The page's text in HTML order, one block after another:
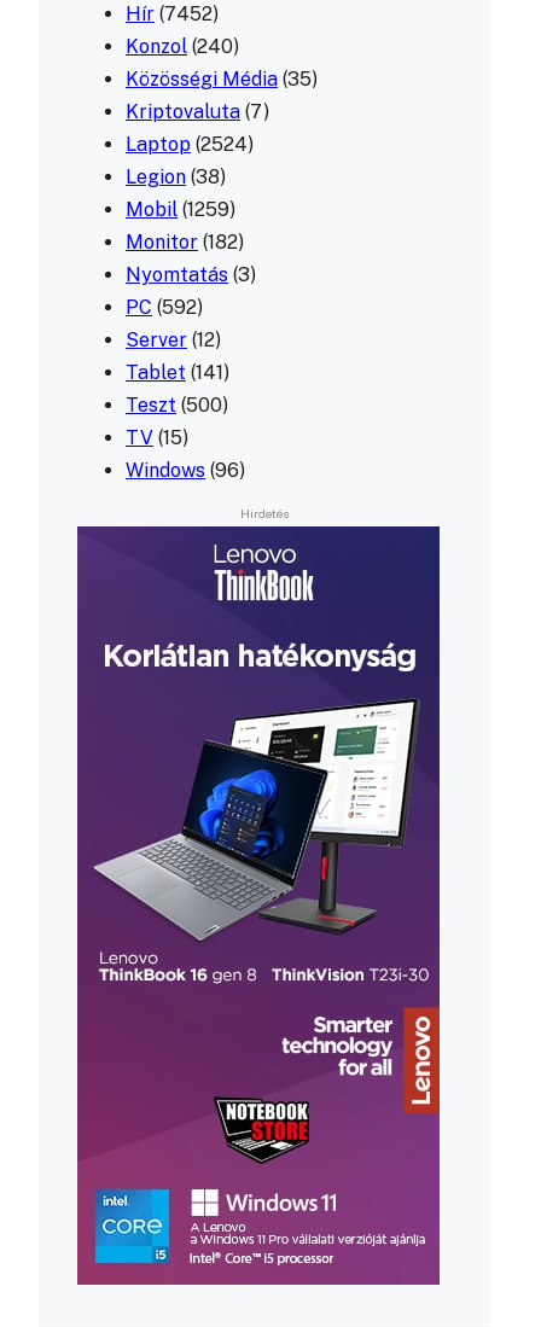
Hír (7452)
Konzol (240)
Közösségi Média (35)
Kriptovaluta (7)
Laptop (2524)
Legion (38)
Mobil (1259)
Monitor (182)
Nyomtatás (3)
PC (592)
Server (12)
Tablet (141)
Teszt (500)
TV (15)
Windows (96)